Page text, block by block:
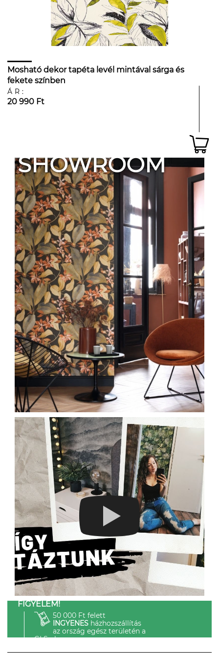
Mosható dekor tapéta levél mintával sárga és
fekete színben
ÁR:
20 990 Ft
SHOWROOM
FIGYELEM!
50 000 Ft felett
INGYENESházhozszállítás
az ország egész területén a
GLS-el.